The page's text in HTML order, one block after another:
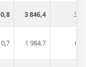
0,8 3 846,4 3,2
0,7 1 984,7 6,2